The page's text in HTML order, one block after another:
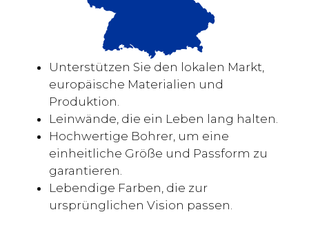
Unterstützen Sie den lokalen Markt,
europäische Materialien und
Produktion.
Leinwände, die ein Leben lang halten.
Hochwertige Bohrer, um eine
einheitliche Größe und Passform zu
garantieren.
Lebendige Farben, die zur
ursprünglichen Vision passen.